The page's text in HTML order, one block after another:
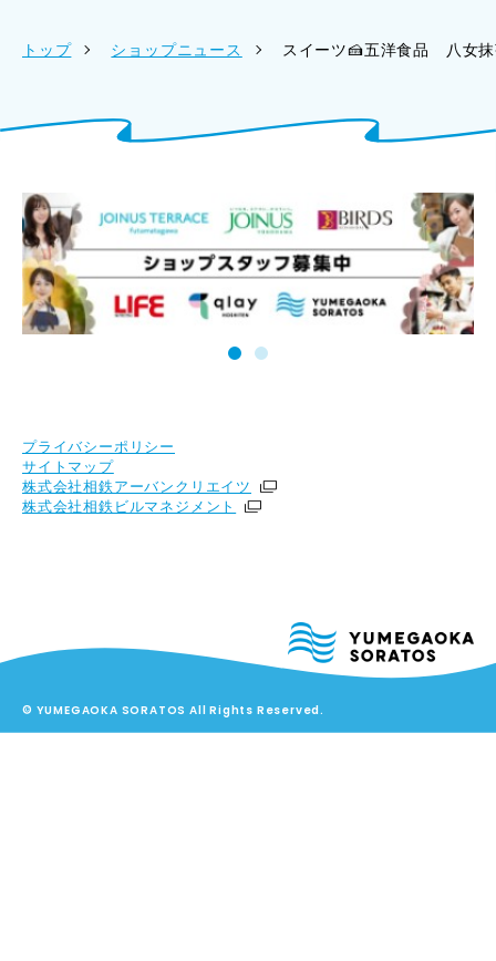
トップ ショップニュース スイーツ🍰五洋食品 八女
プライバシーポリシー
サイトマップ
株式会社相鉄アーバンクリエイツ
株式会社相鉄ビルマネジメント
© YUMEGAOKA SORATOS All Rights Reserved.